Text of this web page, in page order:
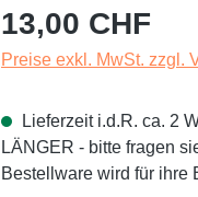
Regulärer Preis:
13,00 CHF
Preise exkl. MwSt. zzgl.
Lieferzeit i.d.R. ca. 2
LÄNGER - bitte fragen
Bestellware wird für ihre